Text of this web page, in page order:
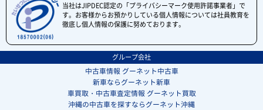
当社はJIPDEC認定の「プライバシーマーク使用許諾事業者」で
す。お客様からお預かりしている個人情報については社員教育を
徹底し個人情報の保護に努めております。
グループ会社
中古車情報 グーネット中古車
新車ならグーネット新車
車買取・中古車査定情報 グーネット買取
沖縄の中古車を探すならグーネット沖縄